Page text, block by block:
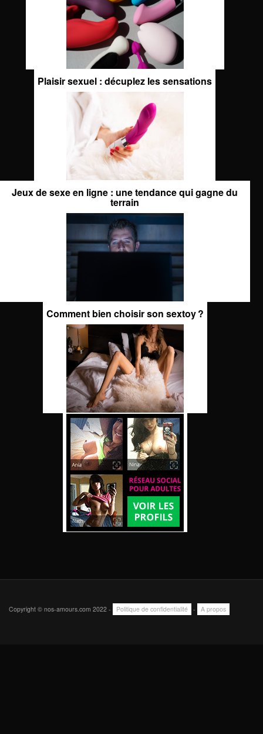
Plaisir sexuel : décuplez les sensations
Jeux de sexe en ligne : une tendance qui gagne du
terrain
Comment bien choisir son sextoy ?
Copyright © nos-amours.com 2022 - Politique de confidentialité - A propos